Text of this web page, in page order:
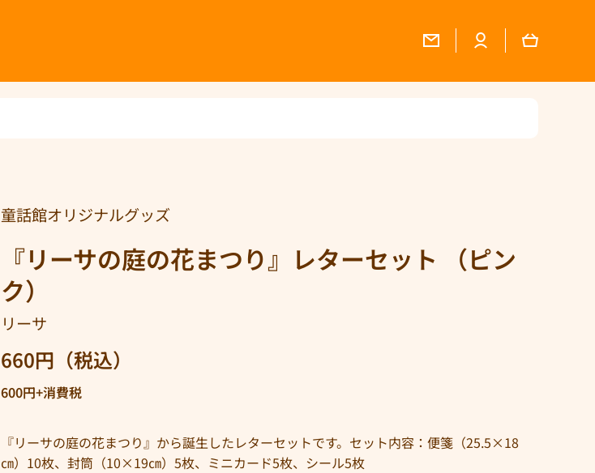
グ
イ
グ
イ
ッ
ピ
グ
童話館オリジナルグッズ
『リーサの庭の花まつり』レターセット （ピン
ク）
リーサ
660円（税込）
600円+消費税
『リーサの庭の花まつり』から誕生したレターセットです。セット内容：便箋（25.5×18
㎝）10枚、封筒（10×19㎝）5枚、ミニカード5枚、シール5枚